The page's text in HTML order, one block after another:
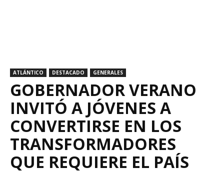
ATLÁNTICO DESTACADO GENERALES
GOBERNADOR VERANO
INVITÓ A JÓVENES A
CONVERTIRSE EN LOS
TRANSFORMADORES
QUE REQUIERE EL PAÍS